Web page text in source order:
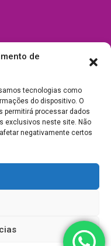
de
tecnologias como
do dispositivo. O
permitirá processar dados
exclusivos neste site. Não
negativamente certos
Pet Shop - CNPJ:
e Suporte